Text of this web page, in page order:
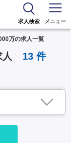
求人検索 メニュー
万の求人一覧
13件